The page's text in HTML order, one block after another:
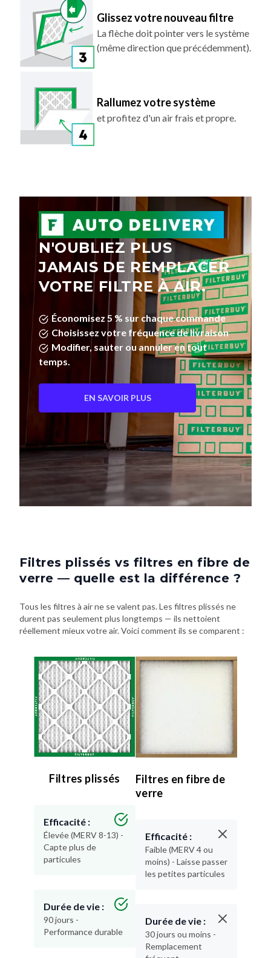
Glissez votre nouveau filtre
La flèche doit pointer vers le système
(même direction que précédemment).
Rallumez votre système
et profitez d'un air frais et propre.
N'OUBLIEZ PLUS
JAMAIS DE REMPLACER
VOTRE FILTRE À AIR.
Économisez 5 % sur chaque commande
Choisissez votre fréquence de livraison
Modifier, sauter ou annuler en tout
temps.
EN SAVOIR PLUS
Filtres plissés vs filtres en fibre de
verre — quelle est la différence ?
Tous les filtres à air ne se valent pas. Les filtres plissés ne
durent pas seulement plus longtemps — ils nettoient
réellement mieux votre air. Voici comment ils se comparent :
Filtres plissés
Efficacité :
Élevée (MERV 8-13) -
Capte plus de
particules
Durée de vie :
90 jours -
Performance durable
Filtres en fibre de
verre
Efficacité :
Faible (MERV 4 ou
moins) - Laisse passer
les petites particules
Durée de vie :
30 jours ou moins -
Remplacement